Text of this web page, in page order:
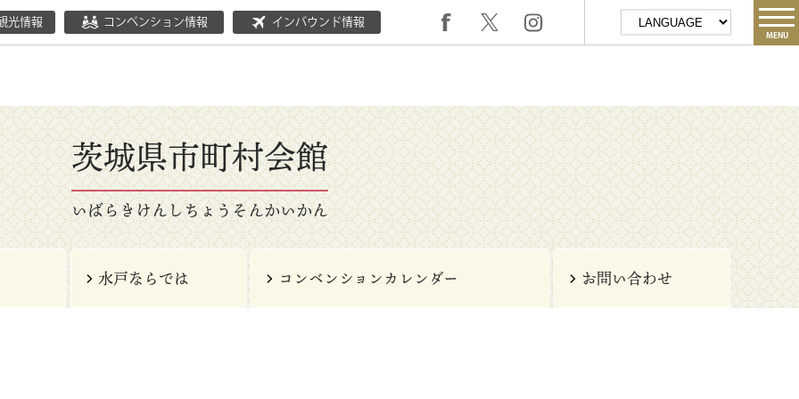
光情報 コンベンション情報 インバウンド情報
MENU
茨城県市町村会館
いばらきけんしちょうそんかいかん
水戸ならでは コンベンションカレンダー お問い合わせ